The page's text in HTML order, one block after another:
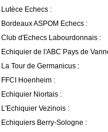
Lutèce Echecs :
Bordeaux ASPOM Echecs :
Club d'Echecs Labourdonnais :
Echiquier de l'ABC Pays de
La Tour de Germanicus :
FFCI Hoenheim :
Echiquier Niortais :
L'Echiquier Vezinois :
Echiquiers Berry-Sologne :